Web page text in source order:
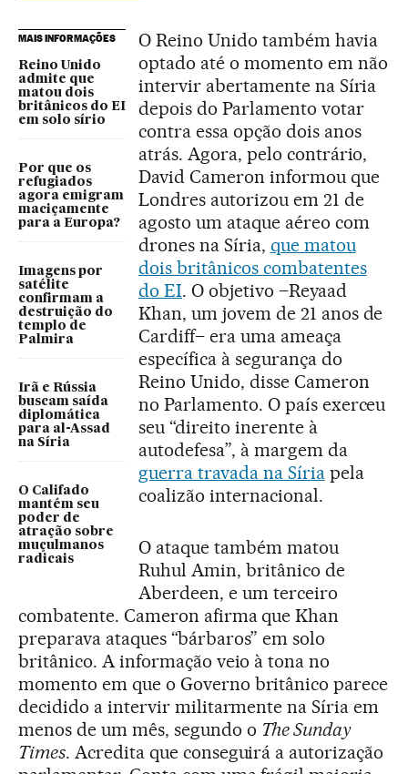
MAIS INFORMAÇÕES
Reino Unido
admite que
matou dois
britânicos do EI
em solo sírio
Por que os
refugiados
agora emigram
maciçamente
para a Europa?
Imagens por
satélite
confirmam a
destruição do
templo de
Palmira
Irã e Rússia
buscam saída
diplomática
para al-Assad
na Síria
O Califado
mantém seu
poder de
atração sobre
muçulmanos
radicais
O Reino Unido também havia
optado até o momento em não
intervir abertamente na Síria
depois do Parlamento votar
contra essa opção dois anos
atrás. Agora, pelo contrário,
David Cameron informou que
Londres autorizou em 21 de
agosto um ataque aéreo com
drones na Síria, que matou
dois britânicos combatentes
do EI. O objetivo –Reyaad
Khan, um jovem de 21 anos de
Cardiff– era uma ameaça
específica à segurança do
Reino Unido, disse Cameron
no Parlamento. O país exerceu
seu “direito inerente à
autodefesa”, à margem da
guerra travada na Síriapela
coalizão internacional.
O ataque também matou
Ruhul Amin, britânico de
Aberdeen, e um terceiro
combatente. Cameron afirma que Khan
preparava ataques “bárbaros” em solo
britânico. A informação veio à tona no
momento em que o Governo britânico parece
decidido a intervir militarmente na Síria em
menos de um mês, segundo o The Sunday
Times. Acredita que conseguirá a autorização